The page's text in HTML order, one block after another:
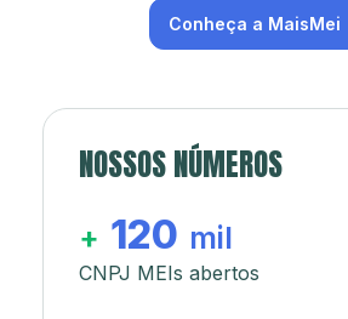
Conheça a MaisMei
NOSSOS NÚMEROS
+ 120 mil
CNPJ MEIs abertos